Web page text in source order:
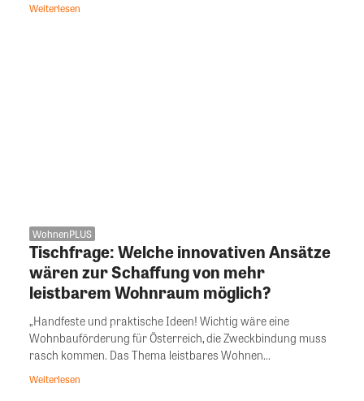
Weiterlesen
WohnenPLUS
Tischfrage: Welche innovativen Ansätze
wären zur Schaffung von mehr
leistbarem Wohnraum möglich?
„Handfeste und praktische Ideen! Wichtig wäre eine
Wohnbauförderung für Österreich, die Zweckbindung muss
rasch kommen. Das Thema leistbares Wohnen...
Weiterlesen